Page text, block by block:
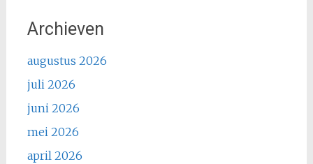
Archieven
augustus 2026
juli 2026
juni 2026
mei 2026
april 2026